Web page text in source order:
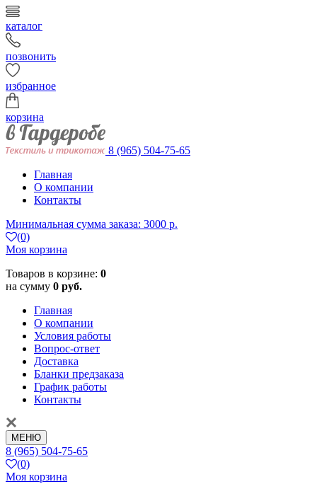
каталог
позвонить
избранное
корзина
8 (965) 504-75-65
Главная
О компании
Контакты
Минимальная сумма заказа: 3000 р.
(0)
Моя корзина
Товаров в корзине: 0
на сумму 0 руб.
Главная
О компании
Условия работы
Вопрос-ответ
Доставка
Бланки предзаказа
График работы
Контакты
МЕНЮ
8 (965) 504-75-65
(0)
Моя корзина